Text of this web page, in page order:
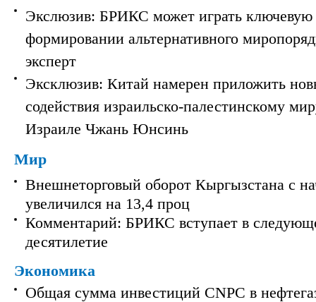
Экслюзив: БРИКС может играть ключевую
формировании альтернативного
эксперт
Эксклюзив: Китай намерен приложить
содействия израильско-палестинскому
Израиле Чжань Юнсинь
Мир
Внешнеторговый оборот Кыргызстана с
увеличился на 13,4 проц
Комментарий: БРИКС вступает в
десятилетие
Экономика
Общая сумма инвестиций CNPC в